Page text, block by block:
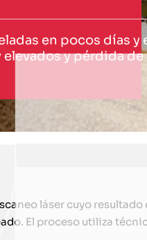
en pocos días
y pérdida
CON
láser cuyo resultado
El proceso utiliza